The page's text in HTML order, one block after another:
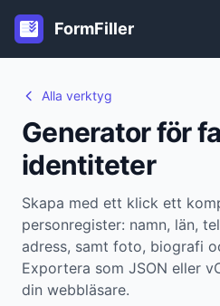
FormFiller
Alla verktyg
Generator för
identiteter
Skapa med ett klick ett
personregister: namn, län,
adress, samt foto, biografi
Exportera som JSON eller
din webbläsare.